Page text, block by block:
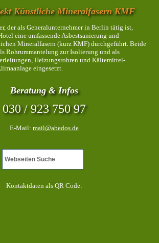
Künstliche Mineralfasern KMF
der als Generalunternehmer in Berlin tätig ist,
eine umfassende Asbestsanierung und
Mineralfasern (kurz KMF) durchgeführt. Beide
Rohrummantelung zur Isolierung und als
Heizungsrohren und Kältemittel-
eingesetzt.
Beratung & Infos
030 / 923 750 97
E-Mail:mail@abedos.de
Kontaktdaten als QR Code: